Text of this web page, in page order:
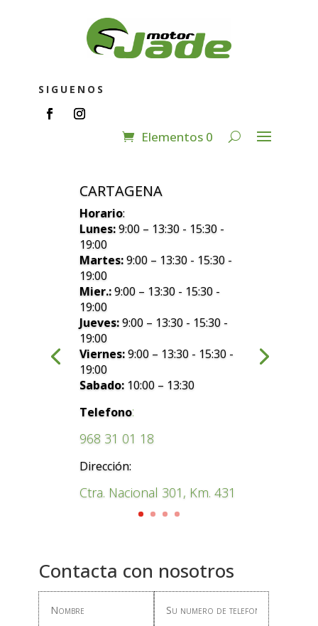
SIGUENOS
Elementos 0
CARTAGENA
Horario:
Lunes:9:00 – 13:30 - 15:30 -
19:00
Martes:9:00 – 13:30 - 15:30 -
19:00
Mier.:9:00 – 13:30 - 15:30 -
19:00
Jueves:9:00 – 13:30 - 15:30 -
19:00
Viernes:9:00 – 13:30 - 15:30 -
19:00
Sabado: 10:00 – 13:30
Telefono:
968 31 01 18
Dirección:
Ctra. Nacional 301, Km. 431
Contacta con nosotros